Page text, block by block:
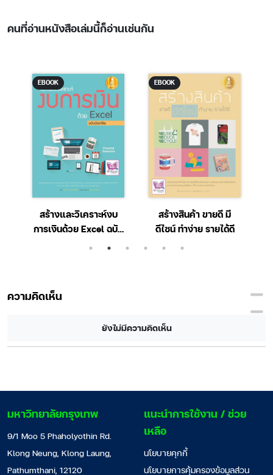
คนที่อ่านหนังสือเล่มนี้ก็อ่านเช่นกัน
EBOOK
สร้างและวิเคราะห์งบ
การเงินด้วย Excel ฉบับ
มืออาชีพ
EBOOK
สร้างสินค้า ขายดี มี
ดีไซน์ ทำง่าย รายได้ดี
ความคิดเห็น
ยังไม่มีความคิดเห็น
มหาวิทยาลัยกรุงเทพ
9/1 Moo 5 Phaholyothin Rd.
Klong Neung, Klong Laung,
Pathumthani, 12120
แนะนำการใช้งาน / ช่วย
เหลือ
นโยบายคุกกี้
นโยบายการคุ้มครองข้อมูลส่วน